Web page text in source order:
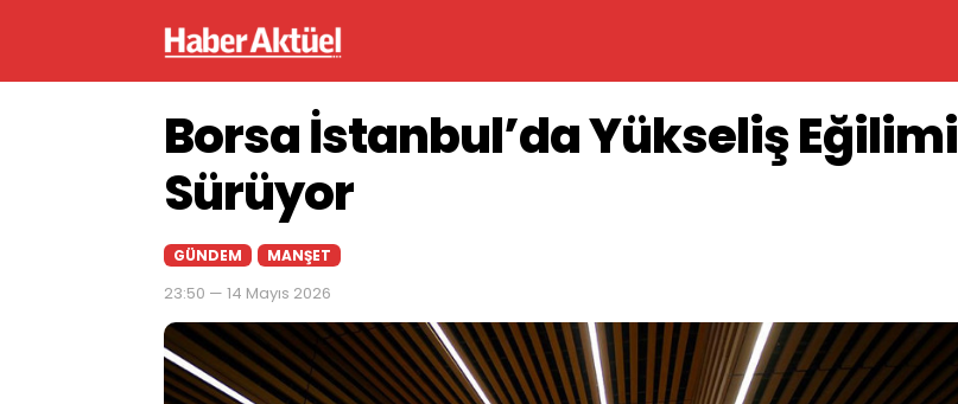
Borsa İstanbul’da Yükseliş Eğilimi
Sürüyor
GÜNDEM MANŞET
23:50 — 14 Mayıs 2026